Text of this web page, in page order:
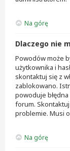
Na górę
Dlaczego nie
Powodów może
użytkownika i
skontaktuj się z
zablokowano.
powoduje
forum.
problemie. Musi
Na górę